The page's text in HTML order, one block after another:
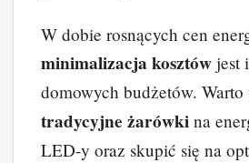
W dobie rosnących cen
minimalizacja kosztów jest
domowych budżetów. Warto
tradycyjne żarówki na
LED-y oraz skupić się na